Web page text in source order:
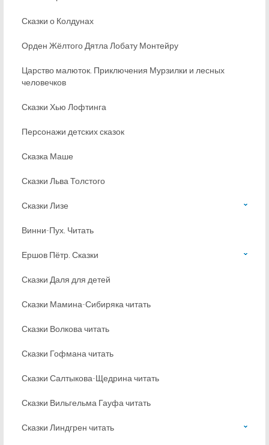
Сказки о Колдунах
Орден Жёлтого Дятла Лобату Монтейру
Царство малюток. Приключения Мурзилки и лесных
человечков
Сказки Хью Лофтинга
Персонажи детских сказок
Сказка Маше
Сказки Льва Толстого
Сказки Лизе
Винни-Пух. Читать
Ершов Пётр. Сказки
Сказки Даля для детей
Сказки Мамина-Сибиряка читать
Сказки Волкова читать
Сказки Гофмана читать
Сказки Салтыкова-Щедрина читать
Сказки Вильгельма Гауфа читать
Сказки Линдгрен читать